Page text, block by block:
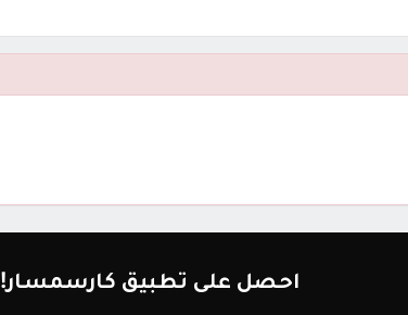
احصل على تطبيق كارسمسار!